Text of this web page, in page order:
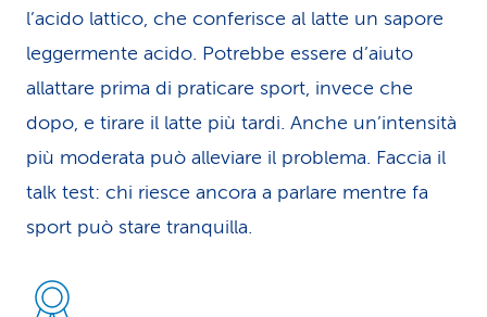
l’acido lattico, che conferisce al latte un sapore
leggermente acido. Potrebbe essere d’aiuto
allattare prima di praticare sport, invece che
dopo, e tirare il latte più tardi. Anche un’intensità
più moderata può alleviare il problema. Faccia il
talk test: chi riesce ancora a parlare mentre fa
sport può stare tranquilla.